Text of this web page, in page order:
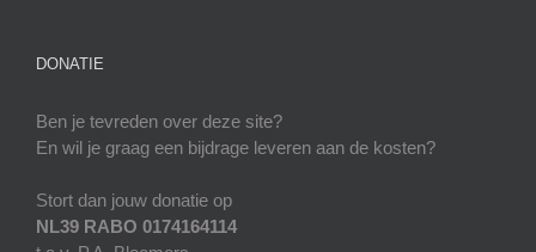
DONATIE
Ben je tevreden over deze site?
En wil je graag een bijdrage leveren aan de kosten?
Stort dan jouw donatie op
NL39 RABO 0174164114